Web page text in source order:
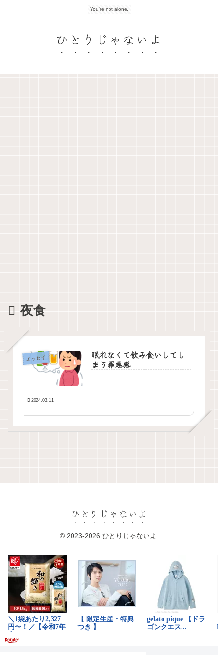
You're not alone.
ひとりじゃないよ
夜食
エッセイ
眠れなくて飲み食いしてし
まう罪悪感
2024.03.11
ひとりじゃないよ
© 2023-2026 ひとりじゃないよ.